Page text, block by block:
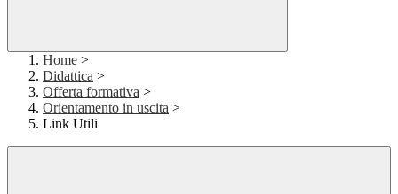
Home >
Didattica >
Offerta formativa >
Orientamento in uscita >
Link Utili